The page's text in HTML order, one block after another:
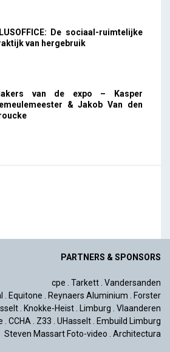
De sociaal-ruimtelijke
van hergebruik
van de expo – Kasper
& Jakob Van den
PARTNERS & SPONSORS
cpe . Tarkett. Vandersanden
. Equitone . Reynaers Aluminium . Forster
. Knokke-Heist. Limburg . Vlaanderen
. CCHA. Z33 . UHasselt. Embuild Limburg
Steven Massart Foto-video . Architectura